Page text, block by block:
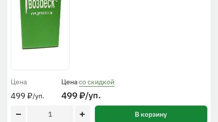
Цена
499 ₽/уп.
Ценасо скидкой
499₽/уп.
В корзину